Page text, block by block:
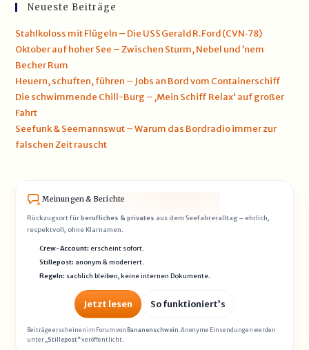
Neueste Beiträge
Stahlkoloss mit Flügeln – Die USS Gerald R. Ford (CVN‑78)
Oktober auf hoher See – Zwischen Sturm, Nebel und ’nem
Becher Rum
Heuern, schuften, führen – Jobs an Bord vom Containerschiff
Die schwimmende Chill-Burg – ‚Mein Schiff Relax‘ auf großer
Fahrt
Seefunk & Seemannswut – Warum das Bordradio immer zur
falschen Zeit rauscht
Meinungen & Berichte
Rückzugsort fürberufliches & privates aus dem Seefahreralltag – ehrlich,
respektvoll, ohne Klarnamen.
Crew-Account:erscheint sofort.
Stillepost: anonym & moderiert.
Regeln: sachlich bleiben, keine internen Dokumente.
Jetzt lesen So funktioniert’s
Beiträge erscheinen im Forum von Bananenschwein . Anonyme Einsendungen werden
unter „Stillepost“veröffentlicht.